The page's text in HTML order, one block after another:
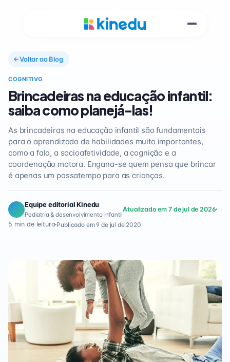
Voltar ao Blog
COGNITIVO
Brincadeiras na educação infantil:
saiba como planejá-las!
As brincadeiras na educação infantil são fundamentais
para o aprendizado de habilidades muito importantes,
como a fala, a socioafetividade, a cognição e a
coordenação motora. Engana-se quem pensa que brincar
é apenas um passatempo para as crianças.
Equipe editorial Kinedu
Pediatria & desenvolvimento infantil
Atualizado em 7 de jul de 2026
5 min de leitura Publicado em 9 de jul de 2020